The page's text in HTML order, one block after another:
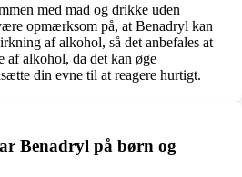
med mad og drikke uden
opmærksom på, at Benadryl kan
af alkohol, så det anbefales at
af alkohol, da det kan øge
din evne til at reagere hurtigt.
Benadryl på børn og